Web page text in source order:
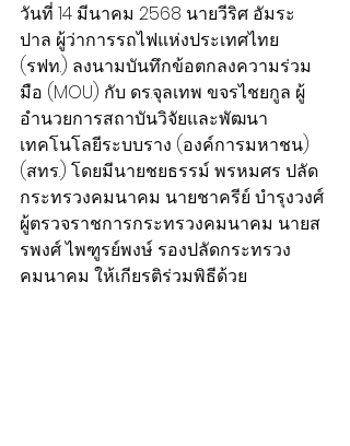
วันที่ 14 มีนาคม 2568 นายวีริศ อัมระ
ปาล ผู้ว่าการรถไฟแห่งประเทศไทย
(รฟท.) ลงนามบันทึกข้อตกลงความร่วม
มือ (MOU) กับ ดร.จุลเทพ ขจรไชยกูล ผู้
อำนวยการสถาบันวิจัยและพัฒนา
เทคโนโลยีระบบราง (องค์การมหาชน)
(สทร.) โดยมีนายชยธรรม์ พรหมศร ปลัด
กระทรวงคมนาคม นายชาครีย์ บำรุงวงศ์
ผู้ตรวจราชการกระทรวงคมนาคม นายส
รพงศ์ ไพฑูรย์พงษ์ รองปลัดกระทรวง
คมนาคม ให้เกียรติร่วมพิธีด้วย